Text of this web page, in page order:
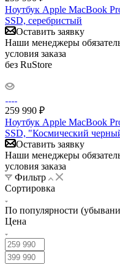
Ноутбук Apple MacBook
SSD, серебристый
Оставить заявку
Наши менеджеры
условия заказа
без RuStore
259 990 ₽
Ноутбук Apple MacBook
SSD, "Космический
Оставить заявку
Наши менеджеры
условия заказа
Фильтр
Сортировка
По популярности
Цена